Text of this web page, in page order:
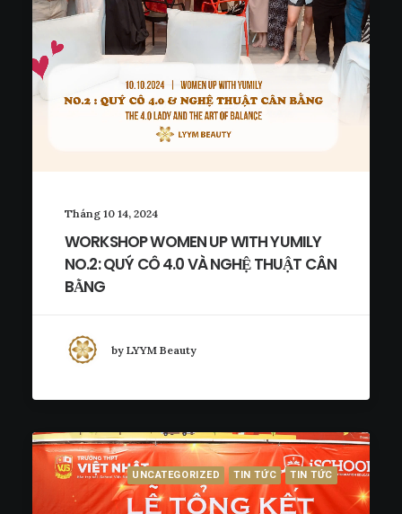
Tháng 10 14, 2024
WORKSHOP WOMEN UP WITH YUMILY
NO.2: QUÝ CÔ 4.0 VÀ NGHỆ THUẬT CÂN
BẰNG
by LYYM Beauty
UNCATEGORIZED TIN TỨC TIN TỨC